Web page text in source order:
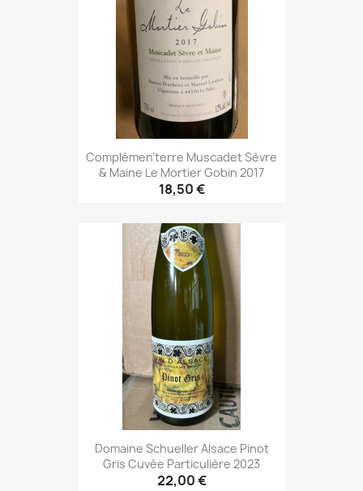
Complémen'terre Muscadet Sèvre
& Maine Le Mortier Gobin 2017
18,50 €
Domaine Schueller Alsace Pinot
Gris Cuvée Particulière 2023
22,00 €